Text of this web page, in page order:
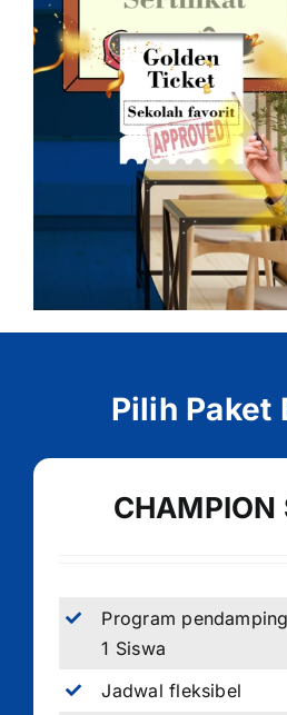
Pilih Paket
CHAMPION
Program
1 Siswa
Jadwal fleksibel